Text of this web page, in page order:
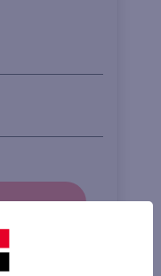
Powered by